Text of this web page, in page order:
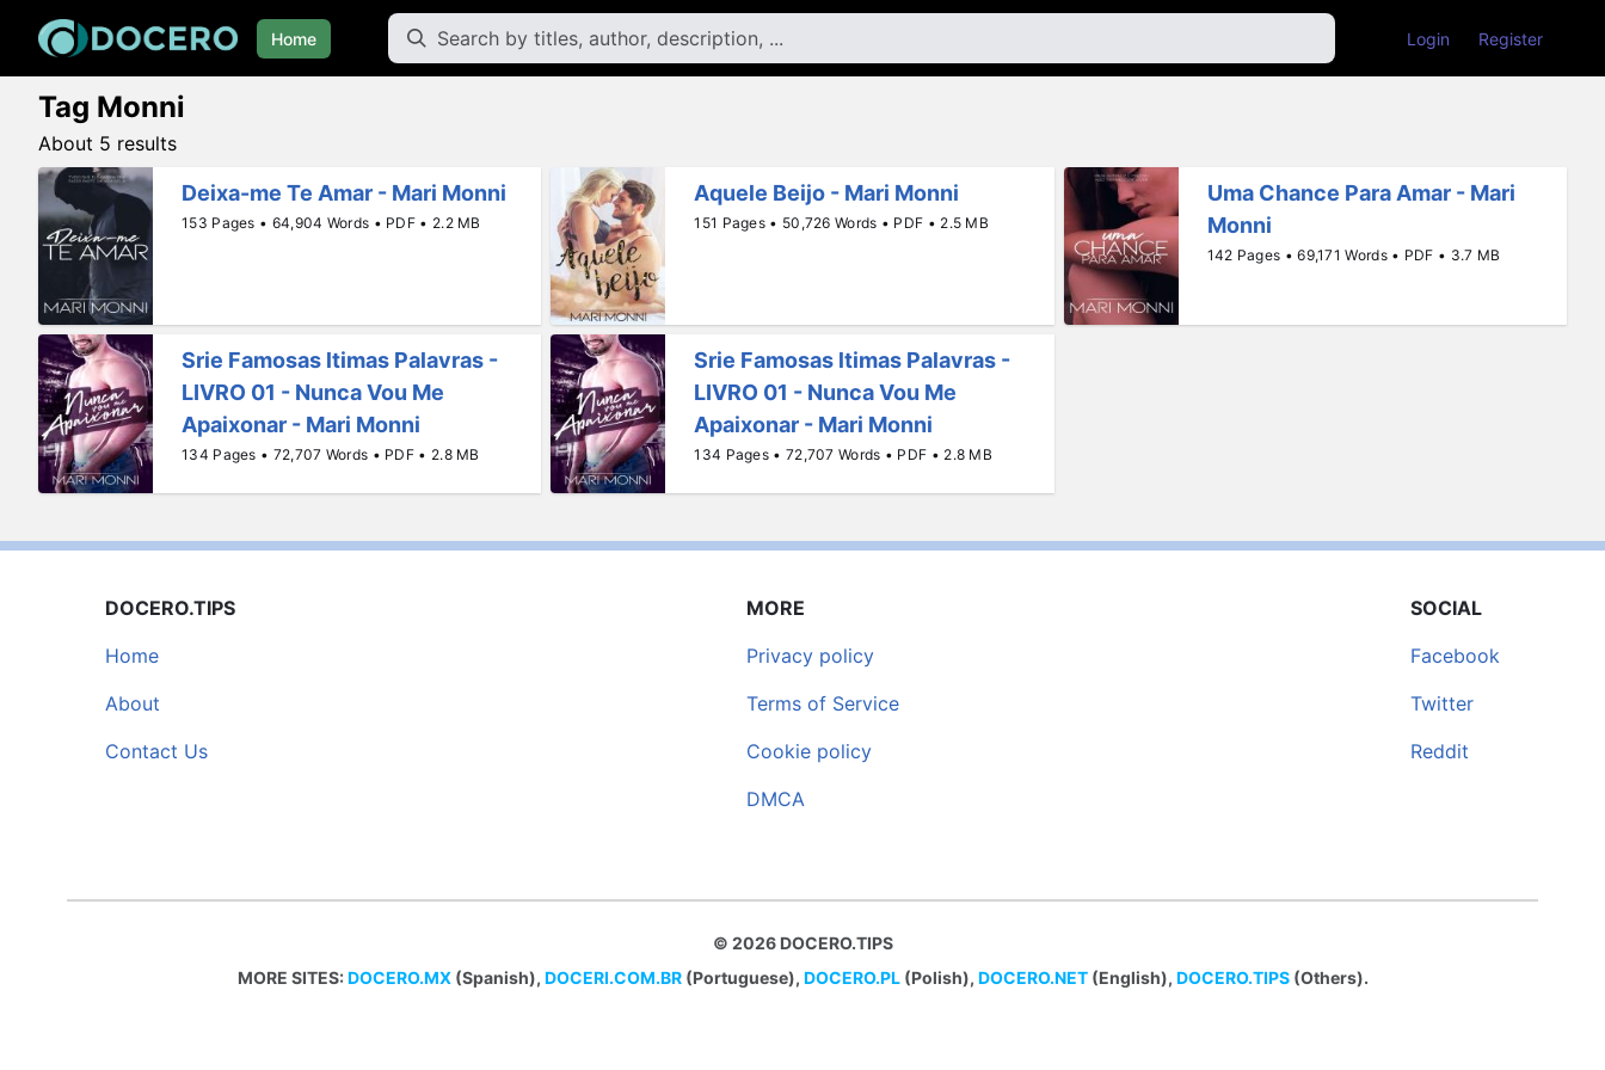
Home Login Register
Tag Monni
About 5 results
Deixa-me Te Amar - Mari Monni
153 Pages • 64,904 Words • PDF • 2.2 MB
Aquele Beijo - Mari Monni
151 Pages • 50,726 Words • PDF • 2.5 MB
Uma Chance Para Amar - Mari
Monni
142 Pages • 69,171 Words • PDF • 3.7 MB
Srie Famosas ltimas Palavras -
LIVRO 01 - Nunca Vou Me
Apaixonar - Mari Monni
134 Pages • 72,707 Words • PDF • 2.8 MB
Srie Famosas ltimas Palavras -
LIVRO 01 - Nunca Vou Me
Apaixonar - Mari Monni
134 Pages • 72,707 Words • PDF • 2.8 MB
DOCERO.TIPS
Home
About
Contact Us
MORE
Privacy policy
Terms of Service
Cookie policy
DMCA
SOCIAL
Facebook
Twitter
Reddit
© 2026 DOCERO.TIPS
MORE SITES:DOCERO.MX(Spanish), DOCERI.COM.BR(Portuguese), DOCERO.PL(Polish), DOCERO.NET(English), DOCERO.TIPS(Others).